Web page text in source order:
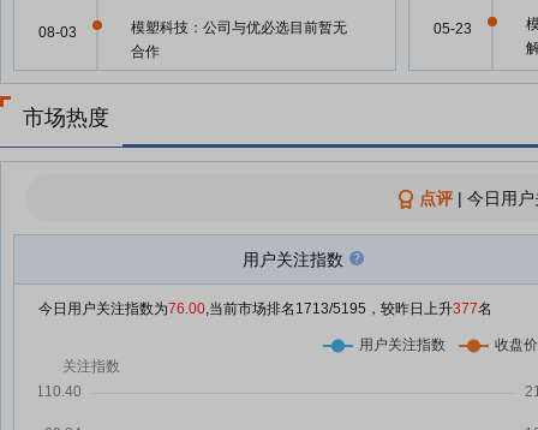
模塑科技：公司与优必选目前暂无
合作
08-03
模塑科技：公司始终以深耕主业、
模塑科技8月3日快速上涨
模塑科技7月31日快速上涨
07-31
模塑科技：融资净偿还73.51万
05-23
05-19
05-15
市场热度
点评| 今日用
用户关注指数
今日用户关注指数为76.00,当前市场排名 1713/5195，较昨日上升377名